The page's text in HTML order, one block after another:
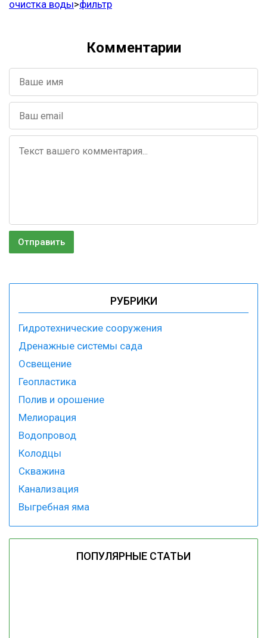
РУБРИКИ
Гидротехнические сооружения
Дренажные системы сада
Освещение
Геопластика
Полив и орошение
Мелиорация
Водопровод
Колодцы
Скважина
Канализация
Выгребная яма
ПОПУЛЯРНЫЕ СТАТЬИ
очистка воды>фильтр
Комментарии